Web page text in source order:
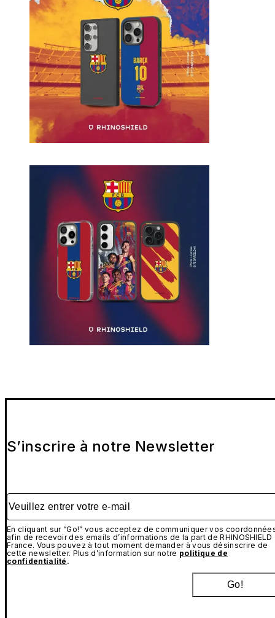
S’inscrire à notre Newsletter
Veuillez entrer votre e-mail
En cliquant sur “Go!” vous acceptez de communiquer vos
afin de recevoir des emails d’informations de la part de RHINOSHIELD
France. Vous pouvez à tout moment demander à vous désinscrire de
cette newsletter. Plus d’information sur notre politique de
confidentialité .
Go!